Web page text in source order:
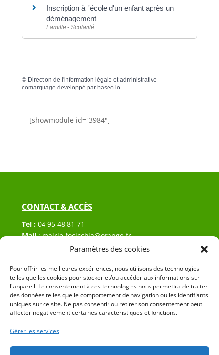
Paramètres des cookies
Pour offrir les meilleures expériences, nous utilisons des technologies
telles que les cookies pour stocker et/ou accéder aux informations sur
l'appareil. Le consentement à ces technologies nous permettra de traiter
des données telles que le comportement de navigation ou les identifiants
uniques sur ce site. Ne pas consentir ou retirer son consentement peut
affecter négativement certaines caractéristiques et fonctions.
Gérer les services
Inscription à l'école d'un enfant après un
déménagement
Famille - Scolarité
© Direction de l'information légale et administrative
comarquage developpé par baseo.io
[showmodule id="3984"]
CONTACT & ACCÈS
Tél : 04 95 48 81 71
Mail:mairie-focicchia@orange.fr
Hôtel de ville de Focicchia
20212 Focicchia